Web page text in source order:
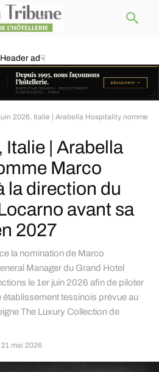
Header ad☟
2026, Italie | Arabella Hospitality nomme
Italie | Arabella
Marco
la direction du
avant sa
2027
la nomination de Marco
Manager du Grand Hotel
le 1er juin 2026 afin de piloter
établissement tessinois prévue au
The Luxury Collection de
21 mai 2026